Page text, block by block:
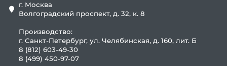
г. Москва
Волгоградский проспект, д. 32, к. 8
Производство:
г. Санкт-Петербург, ул. Челябинская, д. 160, лит. Б
8 (812) 603-49-30
8 (499) 450-97-07